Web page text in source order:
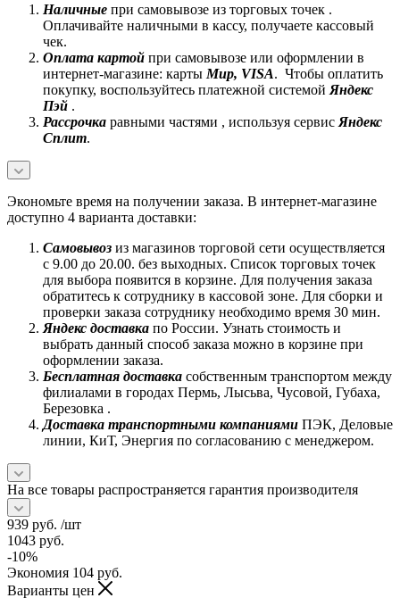
Наличные при самовывозе из торговых точек .
Оплачивайте наличными в кассу, получаете кассовый
чек.
Оплата картой при самовывозе или оформлении в
интернет-магазине: карты Mир, VISA. Чтобы оплатить
покупку, воспользуйтесь платежной системой Яндекс
Пэй .
Рассрочка равными частями , используя сервис Яндекс
Сплит.
Экономьте время на получении заказа. В интернет-магазине
доступно 4 варианта доставки:
Самовывоз из магазинов торговой сети осуществляется
с 9.00 до 20.00. без выходных. Список торговых точек
для выбора появится в корзине. Для получения заказа
обратитесь к сотруднику в кассовой зоне. Для сборки и
проверки заказа сотруднику необходимо время 30 мин.
Яндекс доставка по России. Узнать стоимость и
выбрать данный способ заказа можно в корзине при
оформлении заказа.
Бесплатная доставка собственным транспортом между
филиалами в городах Пермь, Лысьва, Чусовой, Губаха,
Березовка .
Доставка транспортными компаниями ПЭК, Деловые
линии, КиТ, Энергия по согласованию с менеджером.
На все товары распространяется гарантия производителя
939 руб. /шт
1043 руб.
-10%
Экономия 104 руб.
Варианты цен